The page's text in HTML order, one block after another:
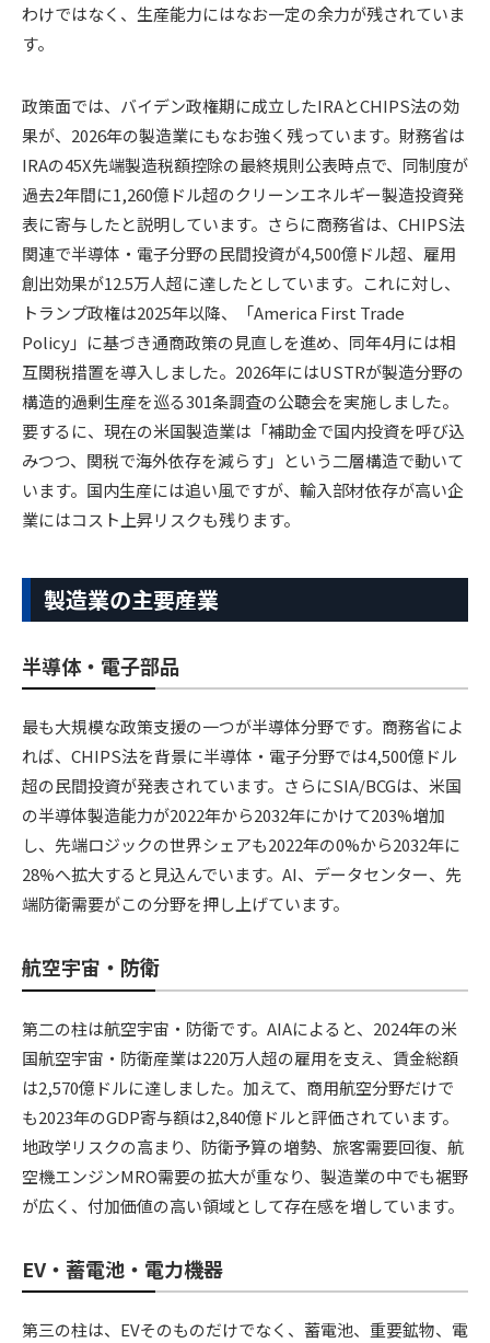
わけではなく、生産能力にはなお一定の余力が残されていま
す。
政策面では、バイデン政権期に成立したIRAとCHIPS法の効
果が、2026年の製造業にもなお強く残っています。財務省は
IRAの45X先端製造税額控除の最終規則公表時点で、同制度が
過去2年間に1,260億ドル超のクリーンエネルギー製造投資発
表に寄与したと説明しています。さらに商務省は、CHIPS法
関連で半導体・電子分野の民間投資が4,500億ドル超、雇用
創出効果が12.5万人超に達したとしています。これに対し、
トランプ政権は2025年以降、「America First Trade
Policy」に基づき通商政策の見直しを進め、同年4月には相
互関税措置を導入しました。2026年にはUSTRが製造分野の
構造的過剰生産を巡る301条調査の公聴会を実施しました。
要するに、現在の米国製造業は「補助金で国内投資を呼び込
みつつ、関税で海外依存を減らす」という二層構造で動いて
います。国内生産には追い風ですが、輸入部材依存が高い企
業にはコスト上昇リスクも残ります。
製造業の主要産業
半導体・電子部品
最も大規模な政策支援の一つが半導体分野です。商務省によ
れば、CHIPS法を背景に半導体・電子分野では4,500億ドル
超の民間投資が発表されています。さらにSIA/BCGは、米国
の半導体製造能力が2022年から2032年にかけて203%増加
し、先端ロジックの世界シェアも2022年の0%から2032年に
28%へ拡大すると見込んでいます。AI、データセンター、先
端防衛需要がこの分野を押し上げています。
航空宇宙・防衛
第二の柱は航空宇宙・防衛です。AIAによると、2024年の米
国航空宇宙・防衛産業は220万人超の雇用を支え、賃金総額
は2,570億ドルに達しました。加えて、商用航空分野だけで
も2023年のGDP寄与額は2,840億ドルと評価されています。
地政学リスクの高まり、防衛予算の増勢、旅客需要回復、航
空機エンジンMRO需要の拡大が重なり、製造業の中でも裾野
が広く、付加価値の高い領域として存在感を増しています。
EV・蓄電池・電力機器
第三の柱は、EVそのものだけでなく、蓄電池、重要鉱物、電